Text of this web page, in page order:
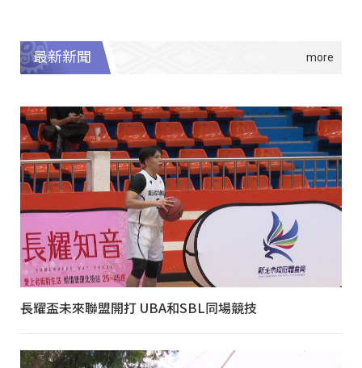
最新新聞
長耀盃未來聯盟開打 UBA和SBL同場競技